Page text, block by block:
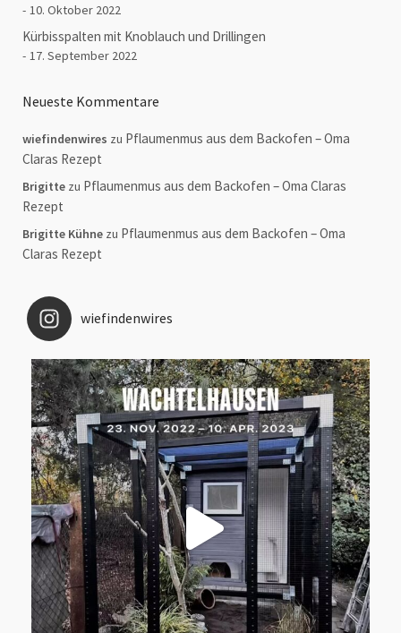
10. Oktober 2022
Kürbisspalten mit Knoblauch und Drillingen
17. September 2022
Neueste Kommentare
wiefindenwires zu Pflaumenmus aus dem Backofen – Oma
Claras Rezept
Brigitte zu Pflaumenmus aus dem Backofen – Oma Claras
Rezept
Brigitte Kühne zu Pflaumenmus aus dem Backofen – Oma
Claras Rezept
wiefindenwires